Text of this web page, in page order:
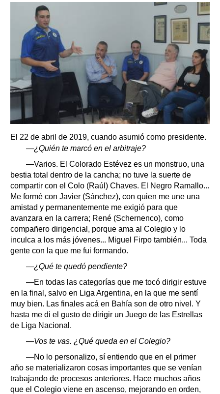
El 22 de abril de 2019, cuando asumió como presidente.
—¿Quién te marcó en el arbitraje?
—Varios. El Colorado Estévez es un monstruo, una
bestia total dentro de la cancha; no tuve la suerte de
compartir con el Colo (Raúl) Chaves. El Negro Ramallo...
Me formé con Javier (Sánchez), con quien me une una
amistad y permanentemente me exigió para que
avanzara en la carrera; René (Schernenco), como
compañero dirigencial, porque ama al Colegio y lo
inculca a los más jóvenes... Miguel Firpo también... Toda
gente con la que me fui formando.
—¿Qué te quedó pendiente?
—En todas las categorías que me tocó dirigir estuve
en la final, salvo en Liga Argentina, en la que me sentí
muy bien. Las finales acá en Bahía son de otro nivel. Y
hasta me di el gusto de dirigir un Juego de las Estrellas
de Liga Nacional.
—Vos te vas. ¿Qué queda en el Colegio?
—No lo personalizo, sí entiendo que en el primer
año se materializaron cosas importantes que se venían
trabajando de procesos anteriores. Hace muchos años
que el Colegio viene en ascenso, mejorando en orden,